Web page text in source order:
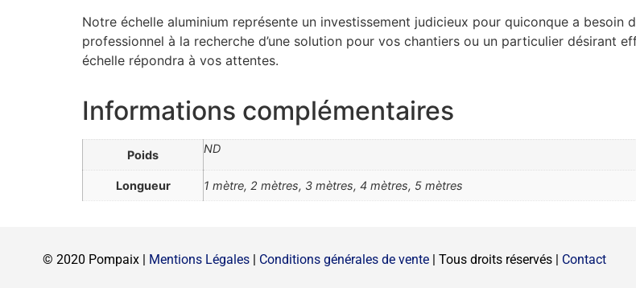
Notre échelle aluminium représente un investissement judicieux pour quiconque a besoin
professionnel à la recherche d’une solution pour vos chantiers ou un particulier désirant
échelle répondra à vos attentes.
Informations complémentaires
Poids ND
Longueur 1 mètre, 2 mètres, 3 mètres, 4 mètres, 5 mètres
© 2020 Pompaix | Mentions Légales | Conditions générales de vente | Tous droits réservés | Contact